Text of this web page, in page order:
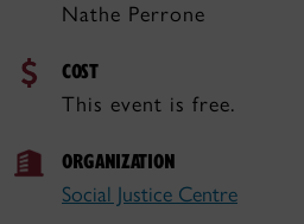
Nathe Perrone
COST
This event is free.
ORGANIZATION
Social Justice Centre